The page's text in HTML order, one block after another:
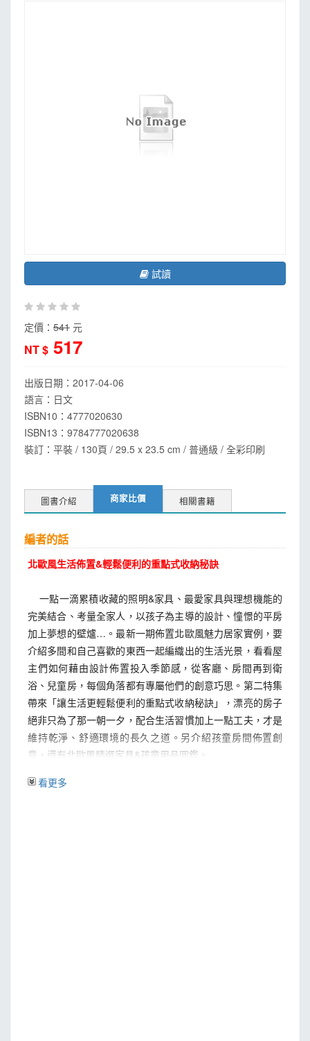
試讀
定價： 541 元
NT $ 517
出版日期： 2017-04-06
語言： 日文
ISBN10：4777020630
ISBN13： 9784777020638
裝訂：平裝 / 130頁 / 29.5 x 23.5 cm / 普通級 / 全彩印刷
圖書介紹 商家比價 相關書籍
編者的話
北歐風生活佈置&輕鬆便利的重點式收納秘訣
一點一滴累積收藏的照明&家具、最愛家具與理想機能的
完美結合、考量全家人，以孩子為主導的設計、憧憬的平房
加上夢想的壁爐…。最新一期佈置北歐風魅力居家實例，要
介紹多間和自己喜歡的東西一起編織出的生活光景，看看屋
主們如何藉由設計佈置投入季節感，從客廳、房間再到衛
浴、兒童房，每個角落都有專屬他們的創意巧思。第二特集
帶來「讓生活更輕鬆便利的重點式收納秘訣」，漂亮的房子
絕非只為了那一朝一夕，配合生活習慣加上一點工夫，才是
維持乾淨、舒適環境的長久之道。另介紹孩童房間佈置創
意，還有北歐風精選家具&孩童用品圖鑑。
看更多